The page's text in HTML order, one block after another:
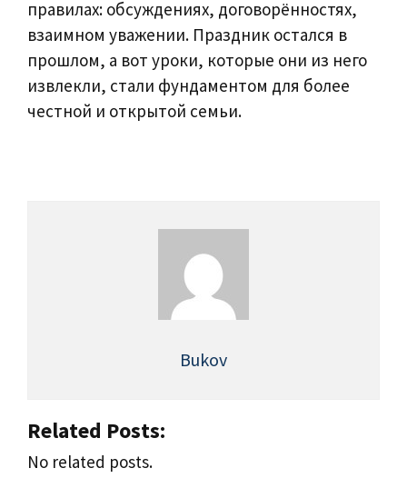
правилах: обсуждениях, договорённостях,
взаимном уважении. Праздник остался в
прошлом, а вот уроки, которые они из него
извлекли, стали фундаментом для более
честной и открытой семьи.
Bukov
Related Posts:
No related posts.